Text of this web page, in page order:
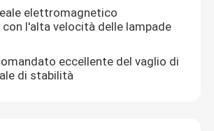
elettromagnetico
l'alta velocità delle lampade
eccellente del vaglio di
di stabilità